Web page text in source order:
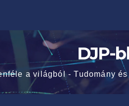
DJP-
a világból - Tudomány